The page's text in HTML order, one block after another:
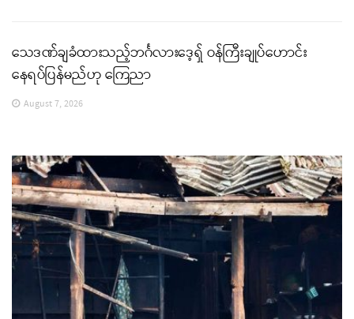
သေဒဏ်ချခံထားသည့်ဘင်္ဂလားဒေ့ရှ် ဝန်ကြီးချုပ်ဟောင်း
နေရပ်ပြန်မည်ဟု ကြေညာ
August 7, 2026